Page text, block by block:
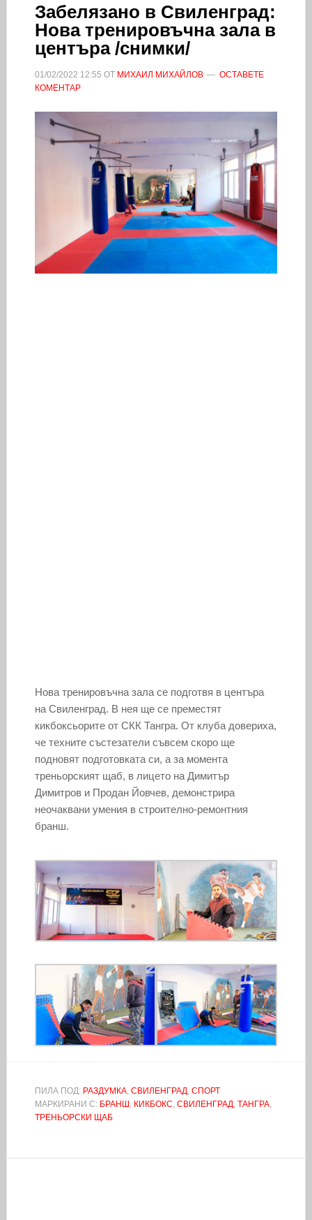
Забелязано в Свиленград:
Нова тренировъчна зала в
центъра /снимки/
01/02/2022 12:55 ОТ МИХАИЛ МИХАЙЛОВ
ОСТАВЕТЕ
КОМЕНТАР
Нова тренировъчна зала се подготвя в центъра
на Свиленград. В нея ще се преместят
кикбоксьорите от СКК Тангра. От клуба довериха,
че техните състезатели съвсем скоро ще
подновят подготовката си, а за момента
треньорският щаб, в лицето на Димитър
Димитров и Продан Йовчев, демонстрира
неочаквани умения в строително-ремонтния
бранш.
ПИЛА ПОД: РАЗДУМКА, СВИЛЕНГРАД СПОРТ
МАРКИРАНИ С: БРАНШ КИКБОКС СВИЛЕНГРАД ТАНГРА,
ТРЕНЬОРСКИ ЩАБ